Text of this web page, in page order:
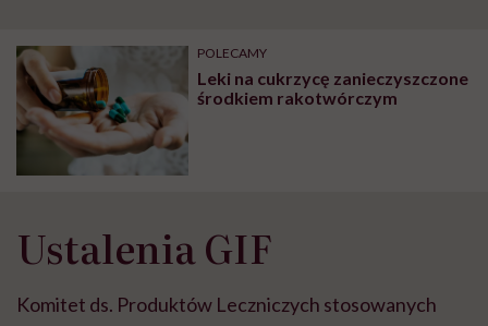
może chyba tylko
głupota i brak
wyobraźni"
pracy
POLECAMY
Leki na cukrzycę zanieczyszczone
środkiem rakotwórczym
Ustalenia GIF
Komitet ds. Produktów Leczniczych stosowanych